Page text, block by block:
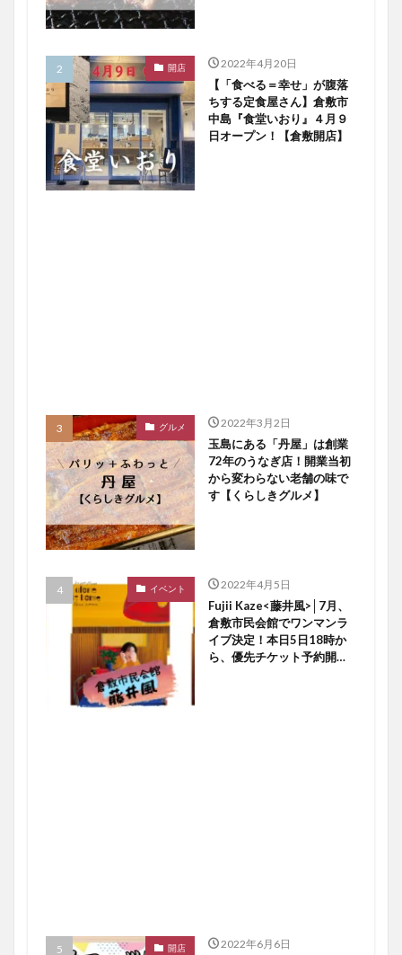
開店 2022年4月20日
【「食べる＝幸せ」が腹落
ちする定食屋さん】倉敷市
中島『食堂いおり』４月９
日オープン！【倉敷開店】
グルメ 2022年3月2日
玉島にある「丹屋」は創業
72年のうなぎ店！開業当初
から変わらない老舗の味で
す【くらしきグルメ】
イベント 2022年4月5日
Fujii Kaze<藤井風>│7月、
倉敷市民会館でワンマンラ
イブ決定！本日5日18時か
ら、優先チケット予約開始
開店 2022年6月6日